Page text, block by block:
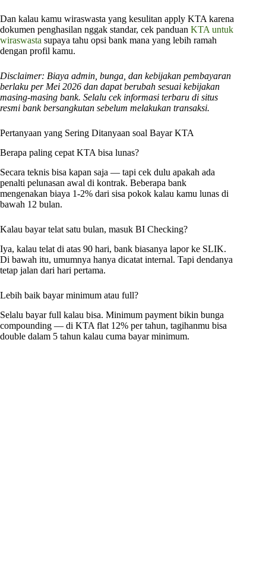
Dan kalau kamu wiraswasta yang kesulitan apply KTA karena
dokumen penghasilan nggak standar, cek panduan KTA untuk
wiraswasta supaya tahu opsi bank mana yang lebih ramah
dengan profil kamu.
Disclaimer: Biaya admin, bunga, dan kebijakan pembayaran
berlaku per Mei 2026 dan dapat berubah sesuai kebijakan
masing-masing bank. Selalu cek informasi terbaru di situs
resmi bank bersangkutan sebelum melakukan transaksi.
Pertanyaan yang Sering Ditanyaan soal Bayar KTA
Berapa paling cepat KTA bisa lunas?
Secara teknis bisa kapan saja — tapi cek dulu apakah ada
penalti pelunasan awal di kontrak. Beberapa bank
mengenakan biaya 1-2% dari sisa pokok kalau kamu lunas di
bawah 12 bulan.
Kalau bayar telat satu bulan, masuk BI Checking?
Iya, kalau telat di atas 90 hari, bank biasanya lapor ke SLIK.
Di bawah itu, umumnya hanya dicatat internal. Tapi dendanya
tetap jalan dari hari pertama.
Lebih baik bayar minimum atau full?
Selalu bayar full kalau bisa. Minimum payment bikin bunga
compounding — di KTA flat 12% per tahun, tagihanmu bisa
double dalam 5 tahun kalau cuma bayar minimum.